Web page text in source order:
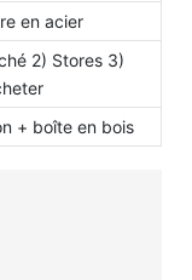
en acier
2) Stores 3)
+ boîte en bois